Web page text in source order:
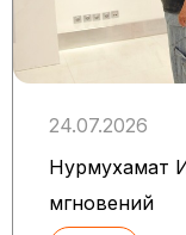
24.07.2026
Нурмухамат
мгновений